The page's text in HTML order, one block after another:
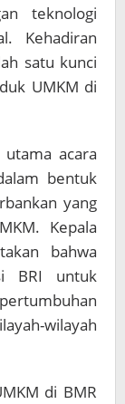
teknologi
Kehadiran
satu kunci
UMKM di
acara
bentuk
yang
Kepala
bahwa
BRI untuk
wilayah
di BMR